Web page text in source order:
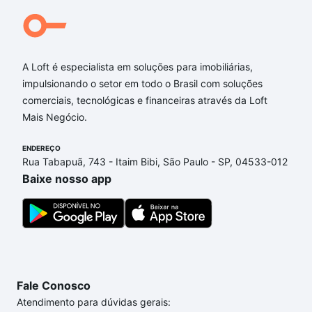
Sorocaba, SP?
Imóveis à venda em Aparecidinha, Sorocaba, SP que
custam a partir de R$ 0 e com nossas opções de
financiamento imobiliário as parcelas podem se
adequar ao seu orçamento. Se ainda tem alguma
compra, veja em nosso portal
um apartamento
e conte com a gente para comprar
o imóvel dos seus sonhos com segurança e
conforto. Loft, com você até as chaves.
A Loft é especialista em soluções para imobiliárias,
impulsionando o setor em todo o Brasil com soluções
comerciais, tecnológicas e financeiras através da Loft
Mais Negócio.
ENDEREÇO
Rua Tabapuã, 743 - Itaim Bibi, São Paulo - SP, 04533-012
Baixe nosso app
Fale Conosco
Atendimento para dúvidas gerais: